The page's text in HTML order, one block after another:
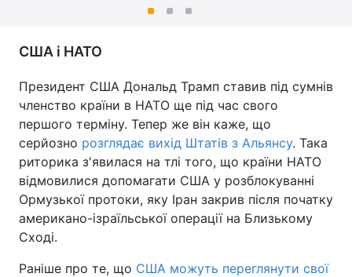
США і НАТО
Президент США Дональд Трамп ставив під сумнів
членство країни в НАТО ще під час свого
першого терміну. Тепер же він каже, що
серйозно розглядає вихід Штатів з Альянсу. Така
риторика з'явилася на тлі того, що країни НАТО
відмовилися допомагати США у розблокуванні
Ормузької протоки, яку Іран закрив після початку
американо-ізраїльської операції на Близькому
Сході.
Раніше про те, що США можуть переглянути свої